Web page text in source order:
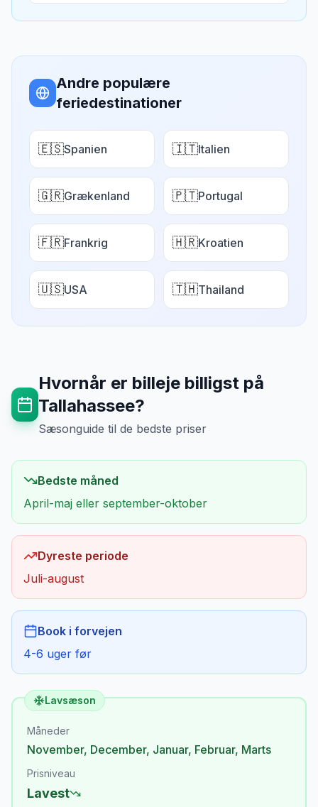
Andre populære
feriedestinationer
🇪🇸Spanien 🇮🇹Italien
🇬🇷Grækenland 🇵🇹Portugal
🇫🇷Frankrig 🇭🇷Kroatien
🇺🇸USA 🇹🇭Thailand
Hvornår er billeje billigst på
Tallahassee?
Sæsonguide til de bedste priser
Bedste måned
April-maj eller september-oktober
Dyreste periode
Juli-august
Book i forvejen
4-6 uger før
Lavsæson
Måneder
November, December, Januar, Februar, Marts
Prisniveau
Lavest